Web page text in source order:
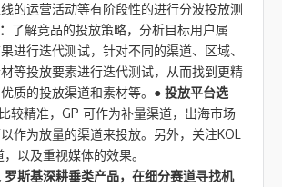
的运营活动等有阶段性的进行分波投放测
了解竞品的投放策略，分析目标用户属
进行迭代测试，针对不同的渠道、区域、
等投放要素进行迭代测试，从而找到更精
质的投放渠道和素材等。● 投放平台选
较精准，GP 可作为补量渠道，出海市场
作为放量的渠道来投放。另外，关注KOL
以及重视媒体的效果。
罗斯基深耕垂类产品，在细分赛道寻找机